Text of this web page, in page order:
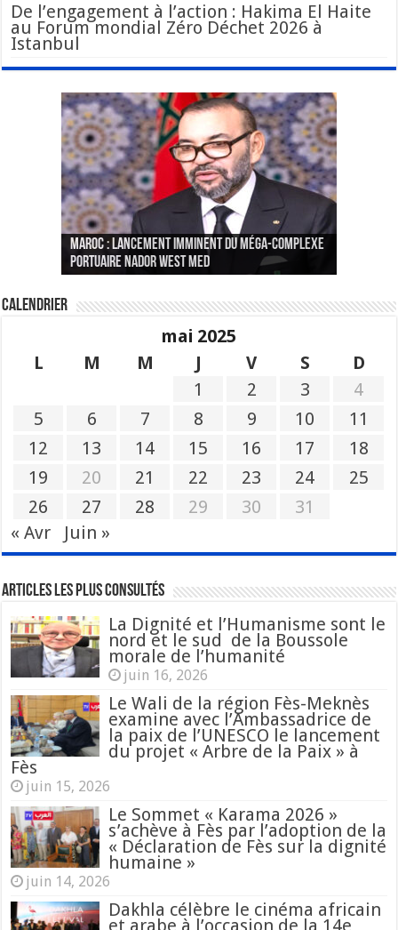
De l’engagement à l’action : Hakima El Haite
au Forum mondial Zéro Déchet 2026 à
Istanbul
MAROC : Lancement imminent du méga-complexe
portuaire Nador West Med
Le Wali Ait Taleb préside la nomination du
nouveau Secrétaire Général pour insuffler un
sang nouveau à l’administration
Fès : La 70e conférence annuelle de la
Fédération internationale des journalistes et
des écrivains s’est achevée
Paris va présenter à Alger une liste de
« plusieurs centaines de personnes » aux
profils « dangereux »
CGEM: le binôme Oukacha-Joundy reconduit à la
tête de la Fédération des pêches maritimes
Calendrier
mai 2025
L
M M J V S
D
1
2 3
4
5
6 7 8 9 10
11
12
13 14 15 16 17
18
19
20 21 22 23 24
25
26
27 28 29 30
31
« Avr
Juin »
Articles les plus consultés
La Dignité et l’Humanisme sont le
nord et le sud de la Boussole
morale de l’humanité
juin 16, 2026
Le Wali de la région Fès-Meknès
examine avec l’Ambassadrice de
la paix de l’UNESCO le lancement
du projet « Arbre de la Paix » à
Fès
juin 15, 2026
Le Sommet « Karama 2026 »
s’achève à Fès par l’adoption de la
« Déclaration de Fès sur la dignité
humaine »
juin 14, 2026
Dakhla célèbre le cinéma africain